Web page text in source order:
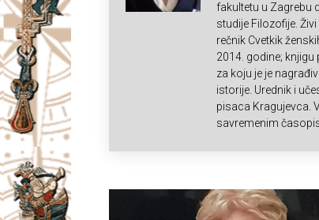
fakultetu u Zagrebu
studije Filozofije.
rečnik Cvetkik
2014. godine; knjigu
za koju je je
istorije. Urednik i
pisaca Kragujevca.
savremenim